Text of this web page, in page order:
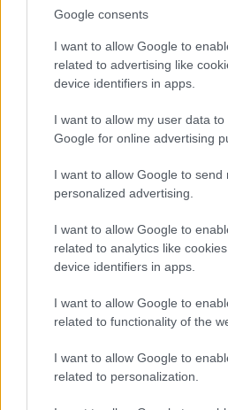
Google consents
I want to allow Google to
related to advertising like
device identifiers in apps.
I want to allow my user data
Google for online advertising
I want to allow Google to send
personalized advertising.
I want to allow Google to
related to analytics like
device identifiers in apps.
I want to allow Google to
related to functionality of the
I want to allow Google to
related to personalization.
más környezetbe – olykor össze
operettek szereplői a színpadon
más értelmezést kapnak a dalok,
A Budavári Palotakoncerteken
Magyar Nemzeti Táncegyüttes
tangójacímű, egy szerelmi
feldolgozó előadásával, amely
először. Az előadáson a nézők
medence táncainak szépségében,